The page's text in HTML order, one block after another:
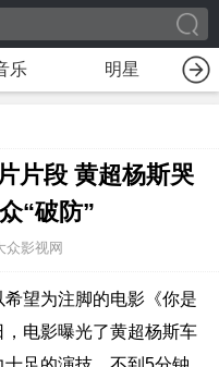
乐 明星
片段 黄超杨斯哭
“破防”
众影视网
望为注脚的电影《你是
电影曝光了黄超杨斯车